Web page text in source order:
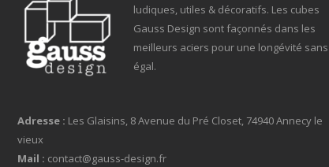
ludiques, utiles & décoratifs. Les cubes
Gauss Design sont façonnés dans les
meilleurs aciers pour une longévité sans
égal.
Adresse : Les Glaisins, 8 Avenue du Pré Closet, 74940 Annecy le
vieux
Mail : contact@gauss-design.fr